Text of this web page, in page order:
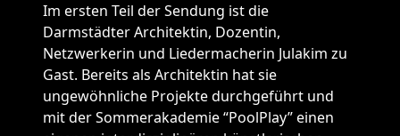
Im ersten Teil der Sendung ist die
Darmstädter Architektin, Dozentin,
Netzwerkerin und Liedermacherin Julakim zu
Gast. Bereits als Architektin hat sie
ungewöhnliche Projekte durchgeführt und
mit der Sommerakademie “PoolPlay” einen